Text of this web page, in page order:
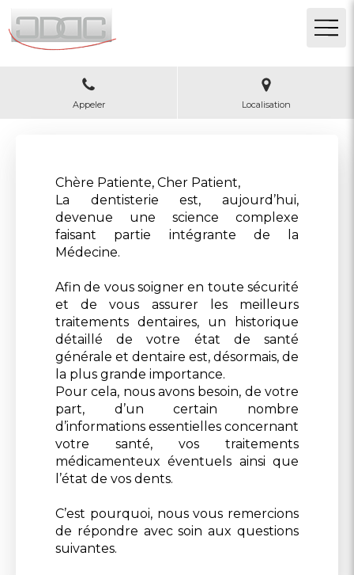
Appeler Localisation
Chère Patiente, Cher Patient,
La dentisterie est, aujourd’hui,
devenue une science complexe
faisant partie intégrante de la
Médecine.
Afin de vous soigner en toute sécurité
et de vous assurer les meilleurs
traitements dentaires, un historique
détaillé de votre état de santé
générale et dentaire est, désormais, de
la plus grande importance.
Pour cela, nous avons besoin, de votre
part, d’un certain nombre
d’informations essentielles concernant
votre santé, vos traitements
médicamenteux éventuels ainsi que
l’état de vos dents.
C’est pourquoi, nous vous remercions
de répondre avec soin aux questions
suivantes.